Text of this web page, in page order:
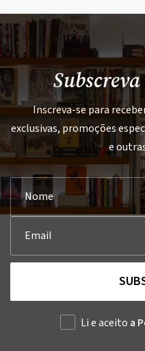
Inscreva-se para
exclusivas, promoções
e
Li e aceito a